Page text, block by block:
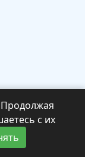
Продолжая
с их